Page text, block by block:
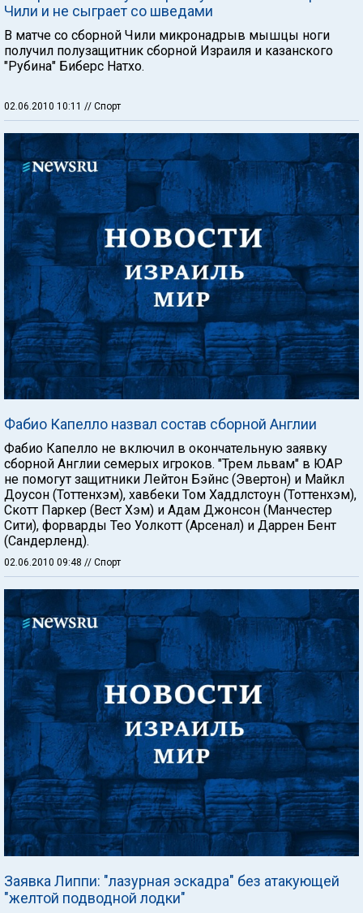
Чили и не сыграет со шведами
В матче со сборной Чили микронадрыв мышцы ноги
получил полузащитник сборной Израиля и казанского
"Рубина" Биберс Натхо.
02.06.2010 10:11 // Спорт
Фабио Капелло назвал состав сборной Англии
Фабио Капелло не включил в окончательную заявку
сборной Англии семерых игроков. "Трем львам" в ЮАР
не помогут защитники Лейтон Бэйнс (Эвертон) и Майкл
Доусон (Тоттенхэм), хавбеки Том Хаддлстоун (Тоттенхэм),
Скотт Паркер (Вест Хэм) и Адам Джонсон (Манчестер
Сити), форварды Тео Уолкотт (Арсенал) и Даррен Бент
(Сандерленд).
02.06.2010 09:48 // Спорт
Заявка Липпи: "лазурная эскадра" без атакующей
"желтой подводной лодки"